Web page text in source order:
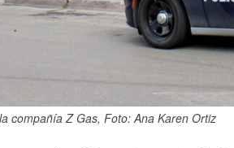
compañía Z Gas, Foto: Ana Karen Ortiz